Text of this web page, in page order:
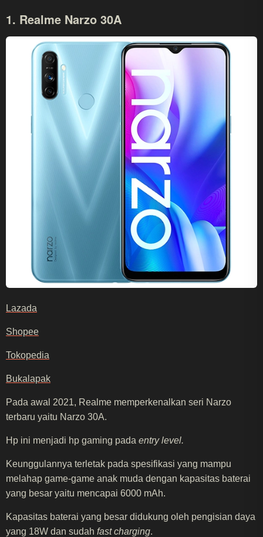
1. Realme Narzo 30A
Lazada
Shopee
Tokopedia
Bukalapak
Pada awal 2021, Realme memperkenalkan seri Narzo
terbaru yaitu Narzo 30A.
Hp ini menjadi hp gaming pada entry level.
Keunggulannya terletak pada spesifikasi yang mampu
melahap game-game anak muda dengan kapasitas baterai
yang besar yaitu mencapai 6000 mAh.
Kapasitas baterai yang besar didukung oleh pengisian daya
yang 18W dan sudah fast charging.